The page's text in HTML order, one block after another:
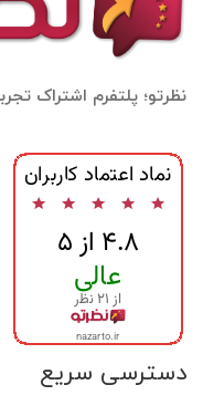
نظرتو؛ پلتفرم اشتراک
دسترسی سریع